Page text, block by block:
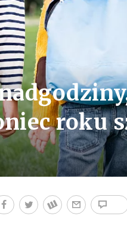
roku